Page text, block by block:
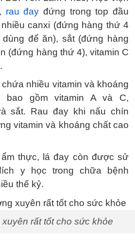
rau đay đứng trong top đầu
canxi (đứng hàng thứ 4
để ăn), sắt (đứng hàng
(đứng hàng thứ 4), vitamin C
nhiều vitamin và khoáng
bao gồm vitamin A và C,
sắt. Rau đay khi nấu chín
vitamin và khoáng chất cao
thực, lá đay còn được sử
y học trong chữa bệnh
thế kỷ.
rất tốt cho sức khỏe